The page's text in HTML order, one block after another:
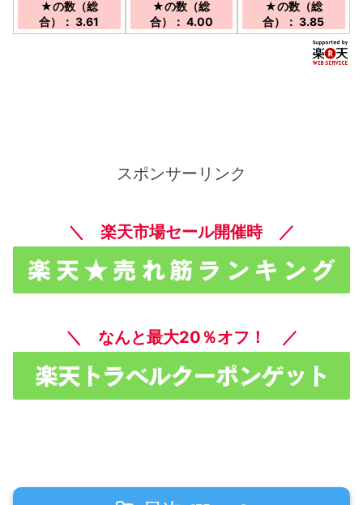
広々空間。キッチン
も全室完備♪／出来
島駅から徒歩で約２
★の数（総
合）： 3.61
クセスも大変便利な
立地です。／大阪メ
トロ堺筋線北浜駅よ
★の数（総
合）： 4.00
町駅より徒歩約７
分 地下鉄谷町線谷
町九丁目駅より徒歩
約１０分 地下鉄谷
★の数（総
合）： 3.85
スポンサーリンク
＼ 楽天市場セール開催時 ／
＼ なんと最大20％オフ！ ／